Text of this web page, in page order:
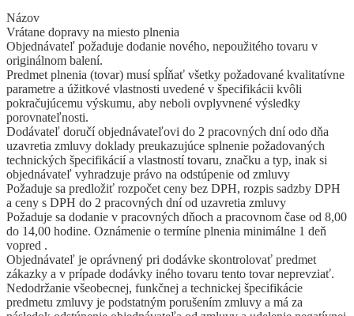
Názov
Vrátane dopravy na miesto plnenia
Objednávateľ požaduje dodanie nového, nepoužitého tovaru v
originálnom balení.
Predmet plnenia (tovar) musí spĺňať všetky požadované kvalitatívne
parametre a úžitkové vlastnosti uvedené v špecifikácii kvôli
pokračujúcemu výskumu, aby neboli ovplyvnené výsledky
porovnateľnosti.
Dodávateľ doručí objednávateľovi do 2 pracovných dní odo dňa
uzavretia zmluvy doklady preukazujúce splnenie požadovaných
technických špecifikácií a vlastností tovaru, značku a typ, inak si
objednávateľ vyhradzuje právo na odstúpenie od zmluvy
Požaduje sa predložiť rozpočet ceny bez DPH, rozpis sadzby DPH
a ceny s DPH do 2 pracovných dní od uzavretia zmluvy
Požaduje sa dodanie v pracovných dňoch a pracovnom čase od 8,00
do 14,00 hodine. Oznámenie o termíne plnenia minimálne 1 deň
vopred .
Objednávateľ je oprávnený pri dodávke skontrolovať predmet
zákazky a v prípade dodávky iného tovaru tento tovar neprevziať.
Nedodržanie všeobecnej, funkčnej a technickej špecifikácie
predmetu zmluvy je podstatným porušením zmluvy a má za